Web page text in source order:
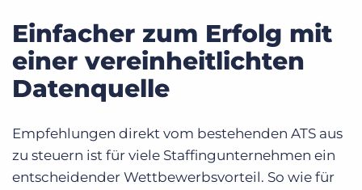
Einfacher zum Erfolg mit
einer vereinheitlichten
Datenquelle
Empfehlungen direkt vom bestehenden ATS aus
zu steuern ist für viele Staffingunternehmen ein
entscheidender Wettbewerbsvorteil. So wie für